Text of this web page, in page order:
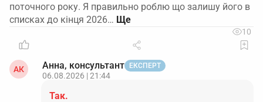
поточного року. Я правильно роблю що залишу його в
списках до кінця 2026…
10
АК Анна, консультант ЕКСПЕРТ
06.08.2026 | 21:44
Так.